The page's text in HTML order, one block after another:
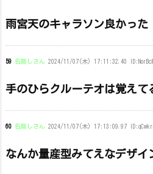
雨宮天のキャラソン良かった
59 名無しさん 2024/11/07(木) 17:11:32.40
手のひらクルーテオは覚えて
60 名無しさん 2024/11/07(木) 17:13:09.97
なんか量産型みてえなデザイ